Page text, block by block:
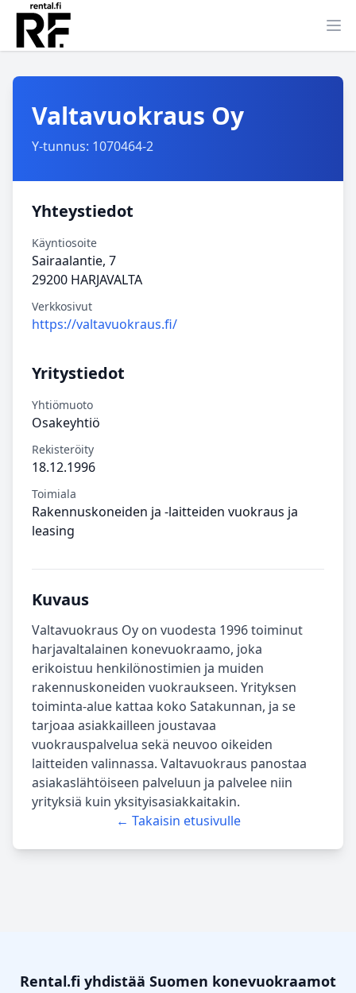
Valtavuokraus Oy
Y-tunnus: 1070464-2
Yhteystiedot
Käyntiosoite
Sairaalantie, 7
29200 HARJAVALTA
Verkkosivut
https://valtavuokraus.fi/
Yritystiedot
Yhtiömuoto
Osakeyhtiö
Rekisteröity
18.12.1996
Toimiala
Rakennuskoneiden ja -laitteiden vuokraus ja
leasing
Kuvaus
Valtavuokraus Oy on vuodesta 1996 toiminut
harjavaltalainen konevuokraamo, joka
erikoistuu henkilönostimien ja muiden
rakennuskoneiden vuokraukseen. Yrityksen
toiminta-alue kattaa koko Satakunnan, ja se
tarjoaa asiakkailleen joustavaa
vuokrauspalvelua sekä neuvoo oikeiden
laitteiden valinnassa. Valtavuokraus panostaa
asiakaslähtöiseen palveluun ja palvelee niin
yrityksiä kuin yksityisasiakkaitakin.
← Takaisin etusivulle
Rental.fi yhdistää Suomen konevuokraamot